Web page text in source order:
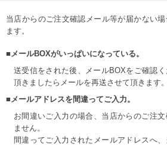
当店からのご注文確認メール等が届かない
ます。
■メールBOXがいっぱいになっている。
送受信をされた後、メールBOXをご確認
頂きましたらメールを再送させて頂きます。
■メールアドレスを間違ってご入力。
お間違いご入力の場合、当店からのご注
ません。
間違ってご入力されたメールアドレスへ